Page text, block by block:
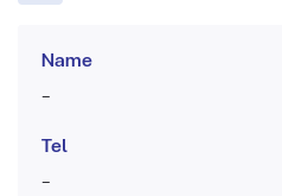
Name
-
Tel
-